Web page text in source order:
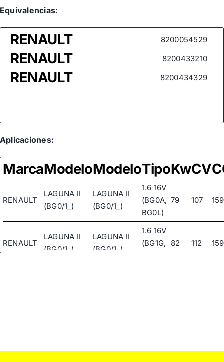
Equivalencias:
RENAULT 8200054529
RENAULT 8200433210
RENAULT 8200434329
Aplicaciones:
MarcaModeloModeloTipoKwCV
RENAULT
LAGUNA II
(BG0/1_)
LAGUNA II
(BG0/1_)
1.6 16V
(BG0A,
BG0L)
79 107
RENAULT
LAGUNA II
(BG0/1_)
LAGUNA II
(BG0/1_)
1.6 16V
(BG1G,
BG1H)
82 112